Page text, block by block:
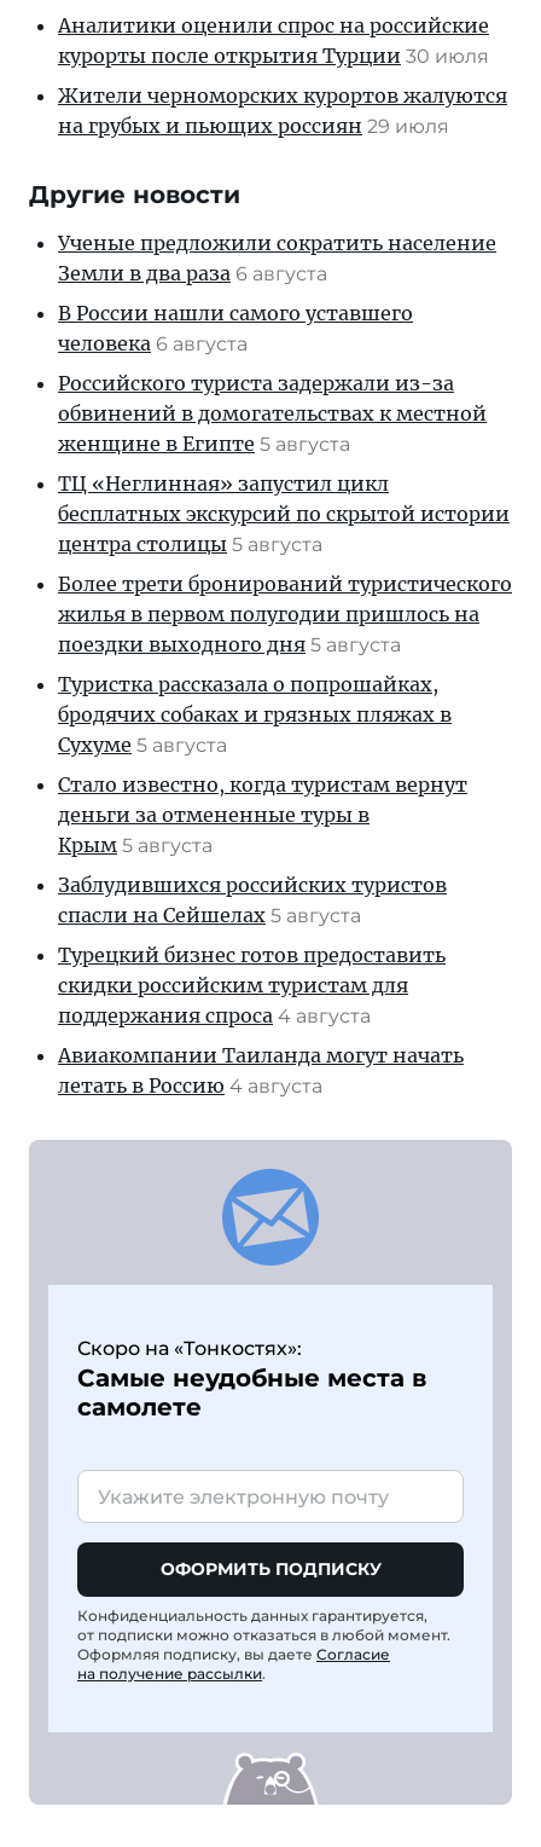
Аналитики оценили спрос на российские
курорты после открытия Турции 30 июля
Жители черноморских курортов жалуются
на грубых и пьющих россиян 29 июля
Другие новости
Ученые предложили сократить население
Земли в два раза 6 августа
В России нашли самого уставшего
человека 6 августа
Российского туриста задержали из-за
обвинений в домогательствах к местной
женщине в Египте 5 августа
ТЦ «Неглинная» запустил цикл
бесплатных экскурсий по скрытой истории
центра столицы 5 августа
Более трети бронирований туристического
жилья в первом полугодии пришлось на
поездки выходного дня 5 августа
Туристка рассказала о попрошайках,
бродячих собаках и грязных пляжах в
Сухуме 5 августа
Стало известно, когда туристам вернут
деньги за отмененные туры в
Крым 5 августа
Заблудившихся российских туристов
спасли на Сейшелах 5 августа
Турецкий бизнес готов предоставить
скидки российским туристам для
поддержания спроса 4 августа
Авиакомпании Таиланда могут начать
летать в Россию 4 августа
Скоро на «Тонкостях»:
Самые неудобные места в
самолете
ОФОРМИТЬ ПОДПИСКУ
Конфиденциальность данных гарантируется,
от подписки можно отказаться в любой момент.
Оформляя подписку, вы даете Согласие
на получение рассылки.